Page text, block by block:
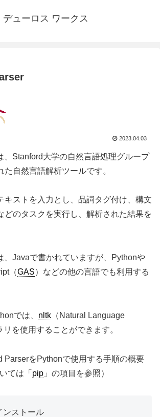
デューロス ワークス
2023.04.03
、Stanford大学の自然言語処理グループ
た自然言語解析ツールです。
キストを入力とし、品詞タグ付け、構文
どのタスクを実行し、解析された結果を
、Javaで書かれていますが、Pythonや
（GAS）などの他の言語でも利用する
では、 nltk （Natural Language
を使用することができます。
ParserをPythonで使用する手順の概要
ては「 pip 」の項目を参照）
ンストール